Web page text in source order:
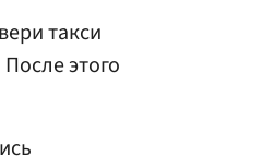
такси
этого